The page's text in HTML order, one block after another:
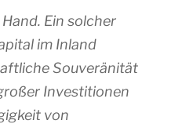
Ein solcher
im Inland
Souveränität
Investitionen
von